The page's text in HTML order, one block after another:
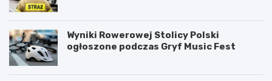
Wyniki Rowerowej Stolicy Polski
ogłoszone podczas Gryf Music Fest